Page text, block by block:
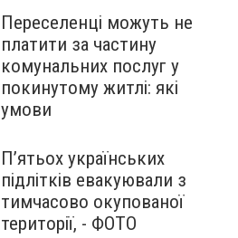
Переселенці можуть не
платити за частину
комунальних послуг у
покинутому житлі: які
умови
П’ятьох українських
підлітків евакуювали з
тимчасово окупованої
території, - ФОТО